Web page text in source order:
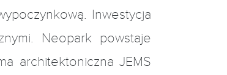
Inwestycja
Neopark powstaje
architektoniczna JEMS